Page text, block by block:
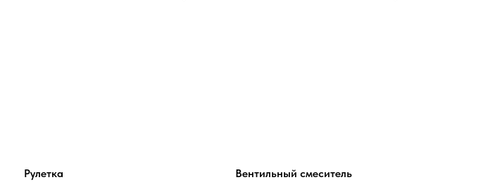
Рулетка Вентильный смеситель